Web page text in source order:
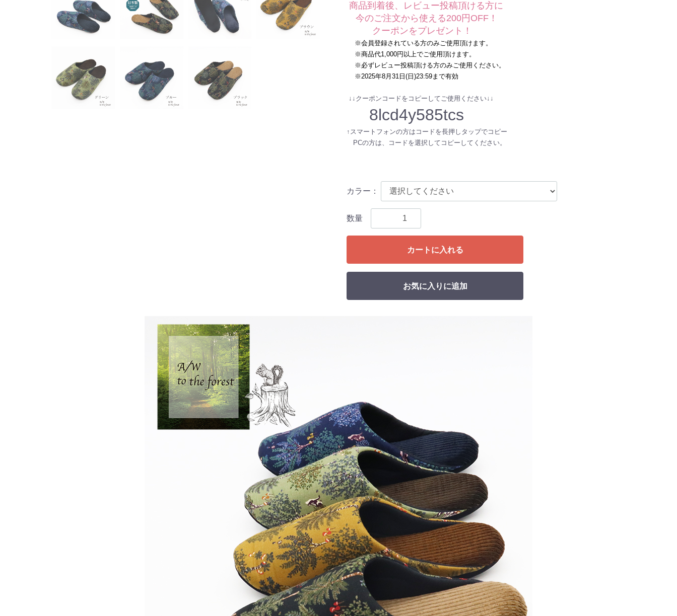
商品到着後、レビュー投稿頂ける方に
今のご注文から使える200円OFF！
クーポンをプレゼント！
※会員登録されている方のみご使用頂けます。
※商品代1,000円以上でご使用頂けます。
※必ずレビュー投稿頂ける方のみご使用ください。
※2025年8月31日(日)23:59まで有効
↓↓クーポンコードをコピーしてご使用ください↓↓
8lcd4y585tcs
↑スマートフォンの方はコードを長押しタップでコピー
PCの方は、コードを選択してコピーしてください。
カラー ：
数量
カートに入れる
お気に入りに追加